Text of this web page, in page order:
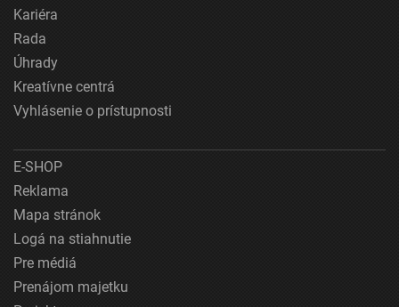
Kariéra
Rada
Úhrady
Kreatívne centrá
Vyhlásenie o prístupnosti
E-SHOP
Reklama
Mapa stránok
Logá na stiahnutie
Pre médiá
Prenájom majetku